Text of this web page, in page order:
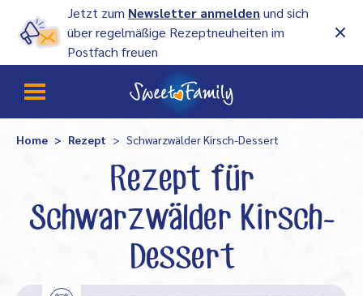
Jetzt zum Newsletter anmelden und sich
über regelmäßige Rezeptneuheiten im
Postfach freuen
Home Rezept Schwarzwälder Kirsch-Dessert
Rezept für
Schwarzwälder Kirsch-
Dessert